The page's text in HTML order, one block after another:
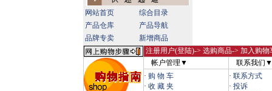
网站首页
综合目录
产品仓库
产品导航
品牌专卖
新增商品
注册用户(登陆)-> 选购商品-> 加入购
帐户管理▼
联系我们▼
· 购 物 车
· 收 藏 夹
· 联系方式
· 投诉